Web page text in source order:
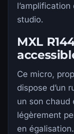
studio.
MXL
Ce micro,
dispose d’un
un son chaud
légèrement
en